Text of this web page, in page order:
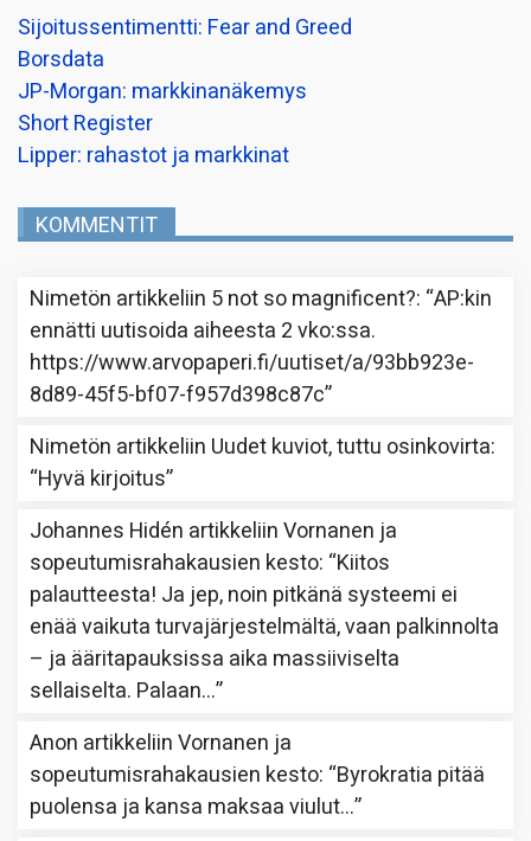
Sijoitussentimentti: Fear and Greed
Borsdata
JP-Morgan: markkinanäkemys
Short Register
Lipper: rahastot ja markkinat
KOMMENTIT
Nimetön artikkeliin 5 not so magnificent?: “AP:kin
ennätti uutisoida aiheesta 2 vko:ssa.
https://www.arvopaperi.fi/uutiset/a/93bb923e-
8d89-45f5-bf07-f957d398c87c”
Nimetön artikkeliin Uudet kuviot, tuttu osinkovirta:
“Hyvä kirjoitus”
Johannes Hidén artikkeliinVornanen ja
sopeutumisrahakausien kesto: “Kiitos
palautteesta! Ja jep, noin pitkänä systeemi ei
enää vaikuta turvajärjestelmältä, vaan palkinnolta
– ja ääritapauksissa aika massiiviselta
sellaiselta. Palaan…”
Anon artikkeliinVornanen ja
sopeutumisrahakausien kesto: “Byrokratia pitää
puolensa ja kansa maksaa viulut…”